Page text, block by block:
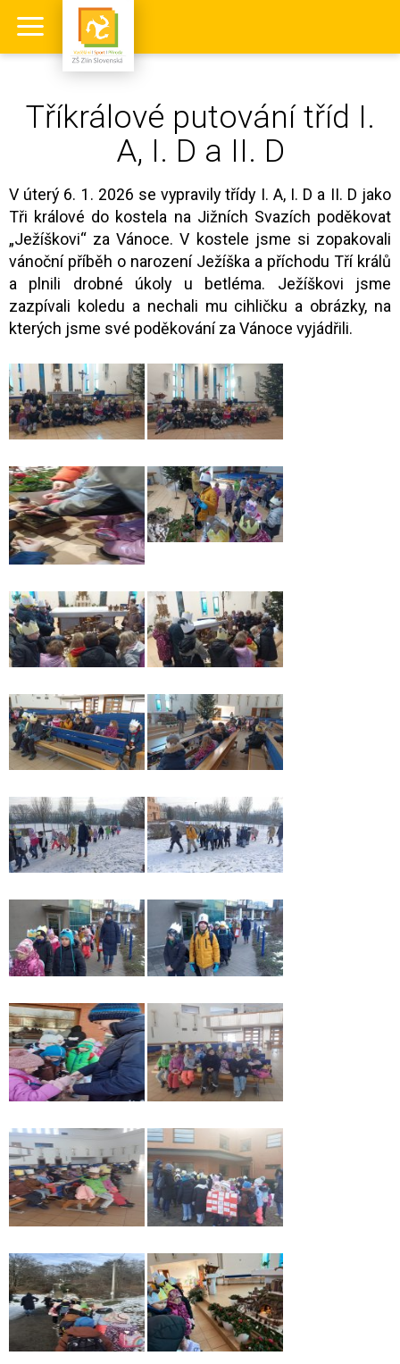
Tříkrálové putování tříd I.
A, I. D a II. D
V úterý 6. 1. 2026 se vypravily třídy I. A, I. D a II. D jako
Tři králové do kostela na Jižních Svazích poděkovat
„Ježíškovi“ za Vánoce. V kostele jsme si zopakovali
vánoční příběh o narození Ježíška a příchodu Tří králů
a plnili drobné úkoly u betléma. Ježíškovi jsme
zazpívali koledu a nechali mu cihličku a obrázky, na
kterých jsme své poděkování za Vánoce vyjádřili.